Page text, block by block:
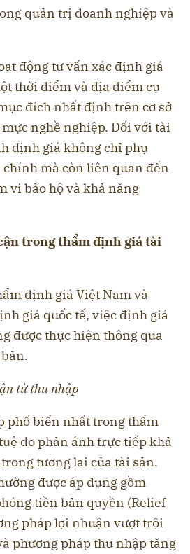
quản trị doanh nghiệp và
động tư vấn xác định giá
thời điểm và địa điểm cụ
đích nhất định trên cơ sở
nghề nghiệp. Đối với tài
định giá không chỉ phụ
chính mà còn liên quan đến
vi bảo hộ và khả năng
trong thẩm định giá tài
định giá Việt Nam và
giá quốc tế, việc định giá
được thực hiện thông qua
từ thu nhập
phổ biến nhất trong thẩm
do phản ánh trực tiếp khả
tương lai của tài sản.
được áp dụng gồm
tiền bản quyền (Relief
pháp lợi nhuận vượt trội
phương pháp thu nhập tăng